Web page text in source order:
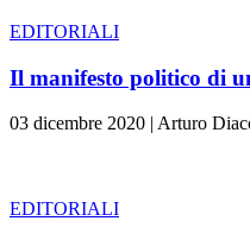
EDITORIALI
Il manifesto politico di
03 dicembre 2020 | Arturo
EDITORIALI